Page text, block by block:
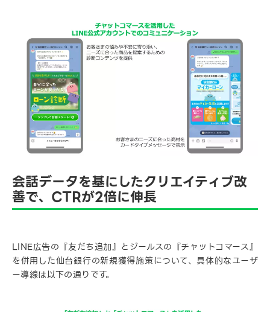
会話データを基にしたクリエイティブ改
善で、CTRが2倍に伸長
LINE広告の『友だち追加』とジールスの『チャットコマース』
を併用した仙台銀行の新規獲得施策について、具体的なユーザ
ー導線は以下の通りです。